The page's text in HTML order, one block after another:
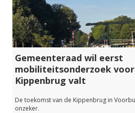
Gemeenteraad wil eerst
mobiliteitsonderzoek
Kippenbrug valt
De toekomst van de Kippenbrug in
onzeker.